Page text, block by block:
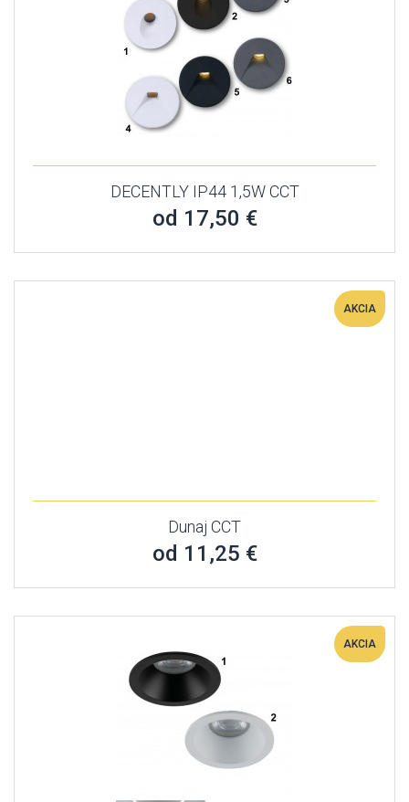
DECENTLY IP44 1,5W CCT
od 17,50 €
AKCIA
Dunaj CCT
od 11,25 €
AKCIA